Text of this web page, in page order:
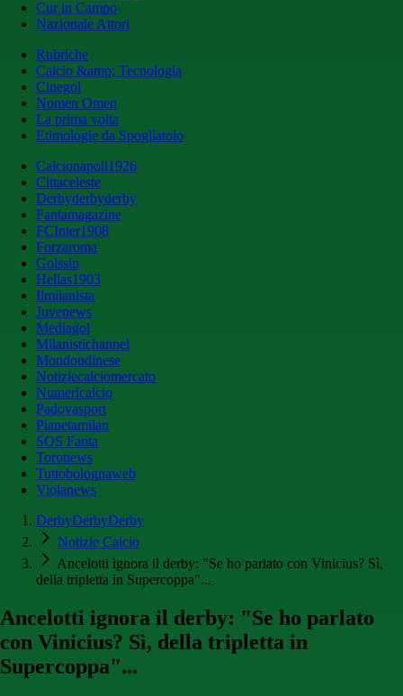
Cur in Campo
Nazionale Attori
Rubriche
Calcio &amp; Tecnologia
Cinegol
Nomen Omen
La prima volta
Etimologie da Spogliatoio
Calcionapoli1926
Cittaceleste
Derbyderbyderby
Fantamagazine
FCInter1908
Forzaroma
Golssip
Hellas1903
Ilmilanista
Juvenews
Mediagol
Milanistichannel
Mondoudinese
Notiziecalciomercato
Numericalcio
Padovasport
Pianetamilan
SOS Fanta
Toronews
Tuttobolognaweb
Violanews
DerbyDerbyDerby
Notizie Calcio
Ancelotti ignora il derby: "Se ho parlato con Vinicius? Sì,
della tripletta in Supercoppa"...
Ancelotti ignora il derby: "Se ho parlato
con Vinicius? Sì, della tripletta in
Supercoppa"...